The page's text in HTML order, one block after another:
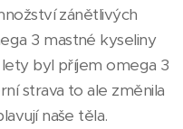
zánětlivých
3 mastné kyseliny
byl příjem omega 3
strava to ale změnila
naše těla.